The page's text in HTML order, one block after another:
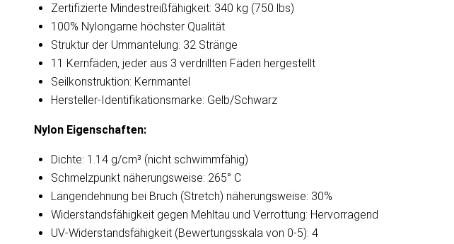
Zertifizierte Mindestreißfähigkeit: 340 kg (750 lbs)
100% Nylongarne höchster Qualität
Struktur der Ummantelung: 32 Stränge
11 Kernfäden, jeder aus 3 verdrillten Fäden hergestellt
Seilkonstruktion: Kernmantel
Hersteller-Identifikationsmarke: Gelb/Schwarz
Nylon Eigenschaften:
Dichte: 1.14 g/cm³ (nicht schwimmfähig)
Schmelzpunkt näherungsweise: 265° C
Längendehnung bei Bruch (Stretch) näherungsweise: 30%
Widerstandsfähigkeit gegen Mehltau und Verrottung: Hervorragend
UV-Widerstandsfähigkeit (Bewertungsskala von 0-5): 4